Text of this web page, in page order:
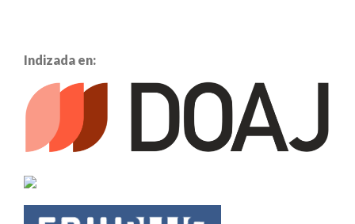
Indizada en: